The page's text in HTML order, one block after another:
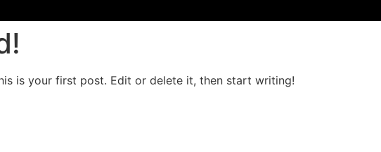
is your first post. Edit or delete it, then start writing!